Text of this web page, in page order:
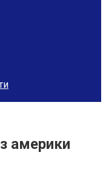
америки